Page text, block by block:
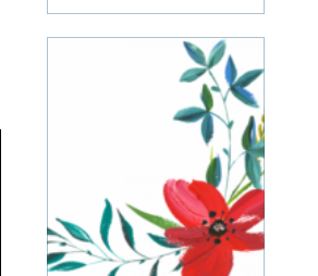
föröka och sprida denna
artikel kommer vi att gå
in i detaljer om hur du
kan ta sticklingar på
palettblad, vilka olika